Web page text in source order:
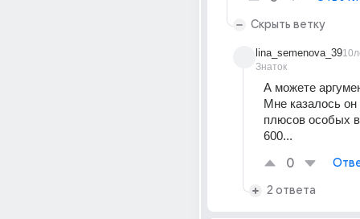
Скрыть ветку
lina_semenova_39
Знаток
А можете
Мне казалось он
плюсов особых
600...
0
2 ответа